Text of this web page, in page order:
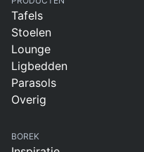
Tafels
Stoelen
Lounge
Ligbedden
Parasols
Overig
BOREK